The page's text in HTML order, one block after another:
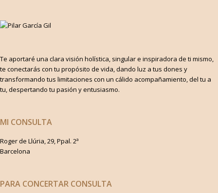
Te aportaré una clara visión holística, singular e inspiradora de ti mismo,
te conectarás con tu propósito de vida, dando luz a tus dones y
transformando tus limitaciones con un cálido acompañamiento, del tu a
tu, despertando tu pasión y entusiasmo.
MI CONSULTA
Roger de Llúria, 29, Ppal. 2ª
Barcelona
PARA CONCERTAR CONSULTA